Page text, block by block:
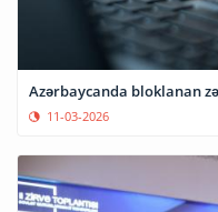
Azərbaycanda bloklanan
11-03-2026